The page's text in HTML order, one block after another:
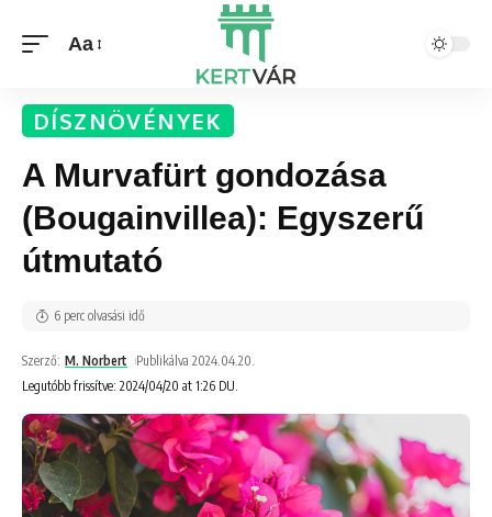
Aa
DÍSZNÖVÉNYEK
A Murvafürt gondozása
(Bougainvillea): Egyszerű
útmutató
Legutóbb frissítve: 2024/04/20 at 1:26 DU.
Szerző: M. Norbert Publikálva 2024.04.20.
6 perc olvasási idő